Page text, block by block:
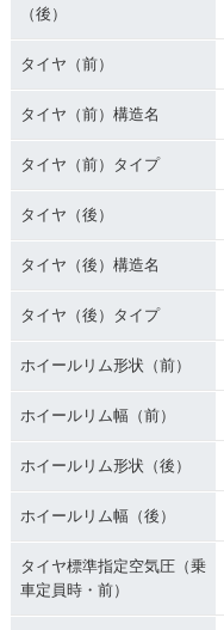
（後）
タイヤ（前）
タイヤ（前）構造名
タイヤ（前）タイプ
タイヤ（後）
タイヤ（後）構造名
タイヤ（後）タイプ
ホイールリム形状（前）
ホイールリム幅（前）
ホイールリム形状（後）
ホイールリム幅（後）
タイヤ標準指定空気圧（乗
車定員時・前）